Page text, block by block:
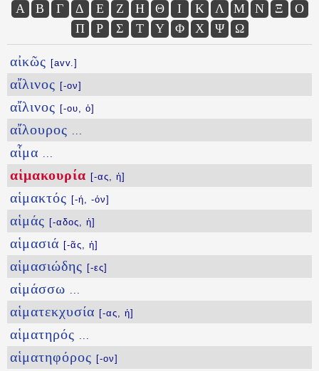
Α Β Γ Δ Ε Ζ Η Θ Ι Κ Λ Μ Ν Ξ
Ο
Π
Ρ Σ Τ Υ Φ Χ Ψ Ω
αἰκῶς [avv.]
αἴλινος [-ον]
αἴλινος [-ου, ὁ]
αἴλουρος ...
αἷμα ...
αἱμακουρία [-ας, ἡ]
αἱμακτός [-ή, -όν]
αἱμάς [-αδος, ἡ]
αἱμασιά [-ᾶς, ἡ]
αἱμασιώδης [-ες]
αἱμάσσω ...
αἱματεκχυσία [-ας, ἡ]
αἱματηρός ...
αἱματηφόρος [-ον]